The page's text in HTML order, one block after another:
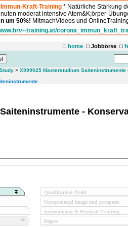
Kraft-Training * Natürliche Stärkung
moderat intensive Atem&K;örper-
um 50%! MitmachVideos und
training.at/
home Jobbörse
> X999025 Masterstudium Saiteninstrumente
-
Qualification Profil
Occupational image and prospects
International & Practical Training
Degree